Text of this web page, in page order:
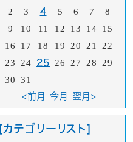
2
3 4 5 6 7
8
9
10 11 12 13 14
15
16
17 18 19 20 21
22
23
24 25 26 27 28
29
30
31
<前月 今月 翌月>
[カテゴリーリスト]